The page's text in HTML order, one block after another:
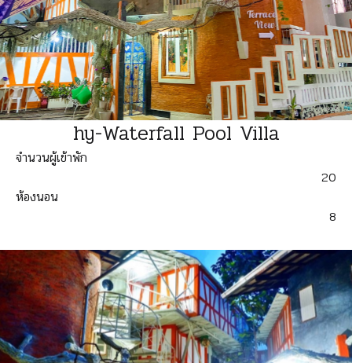
hy-Waterfall Pool Villa
จำนวนผู้เข้าพัก
20
ห้องนอน
8